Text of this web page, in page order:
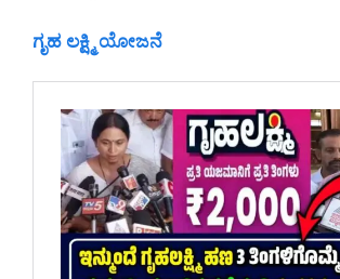
ಗೃಹ ಲಕ್ಷ್ಮಿ ಯೋಜನೆ